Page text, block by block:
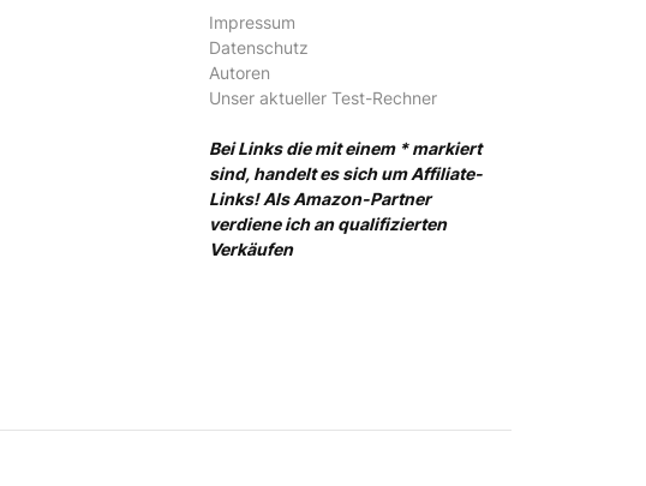
Impressum
Datenschutz
Autoren
Unser aktueller Test-Rechner
Bei Links die mit einem * markiert
sind, handelt es sich um Affiliate-
Links! Als Amazon-Partner
verdiene ich an qualifizierten
Verkäufen